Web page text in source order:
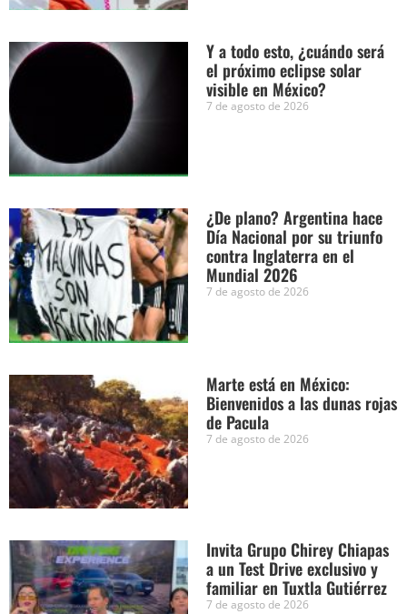
Y a todo esto, ¿cuándo será
el próximo eclipse solar
visible en México?
7 de agosto de 2026
¿De plano? Argentina hace
Día Nacional por su triunfo
contra Inglaterra en el
Mundial 2026
7 de agosto de 2026
Marte está en México:
Bienvenidos a las dunas rojas
de Pacula
7 de agosto de 2026
Invita Grupo Chirey Chiapas
a un Test Drive exclusivo y
familiar en Tuxtla Gutiérrez
7 de agosto de 2026